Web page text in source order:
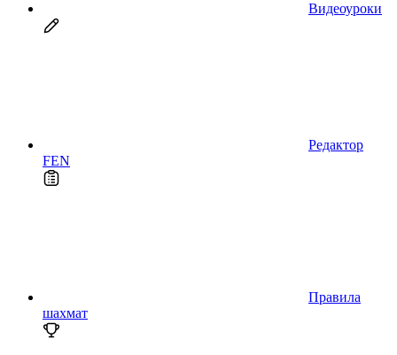
Видеоуроки
Редактор
FEN
Правила
шахмат